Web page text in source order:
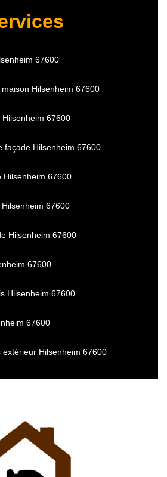
67600
Hilsenheim 67600
67600
façade Hilsenheim 67600
Hilsenheim 67600
67600
Hilsenheim 67600
67600
Hilsenheim 67600
67600
extérieur Hilsenheim 67600